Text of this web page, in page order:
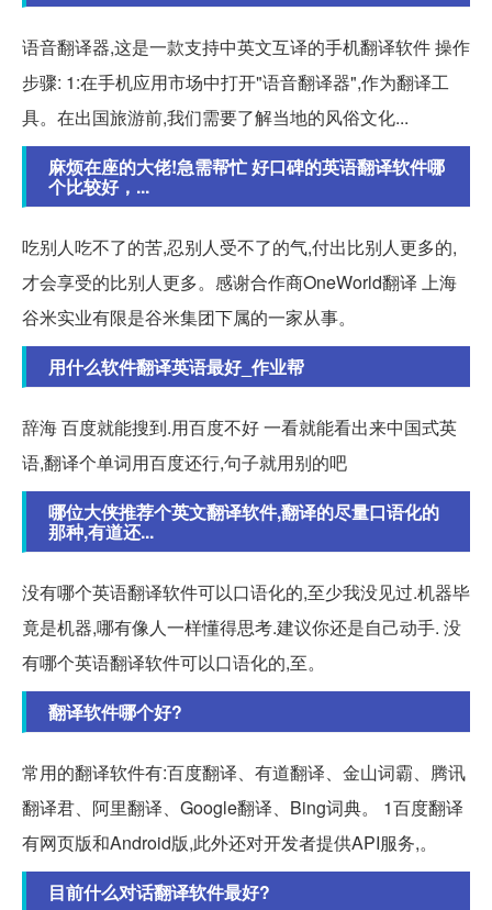
语音翻译器,这是一款支持中英文互译的手机翻译软件 操作
步骤: 1:在手机应用市场中打开"语音翻译器",作为翻译工
具。在出国旅游前,我们需要了解当地的风俗文化...
麻烦在座的大佬!急需帮忙 好口碑的英语翻译软件哪
个比较好，...
吃别人吃不了的苦,忍别人受不了的气,付出比别人更多的,
才会享受的比别人更多。感谢合作商OneWorld翻译 上海
谷米实业有限是谷米集团下属的一家从事。
用什么软件翻译英语最好_作业帮
辞海 百度就能搜到.用百度不好 一看就能看出来中国式英
语,翻译个单词用百度还行,句子就用别的吧
哪位大侠推荐个英文翻译软件,翻译的尽量口语化的
那种,有道还...
没有哪个英语翻译软件可以口语化的,至少我没见过.机器毕
竟是机器,哪有像人一样懂得思考.建议你还是自己动手. 没
有哪个英语翻译软件可以口语化的,至。
翻译软件哪个好?
常用的翻译软件有:百度翻译、有道翻译、金山词霸、腾讯
翻译君、阿里翻译、Google翻译、Bing词典。 1百度翻译
有网页版和Android版,此外还对开发者提供API服务,。
目前什么对话翻译软件最好?